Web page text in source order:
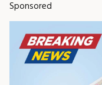
Sponsored